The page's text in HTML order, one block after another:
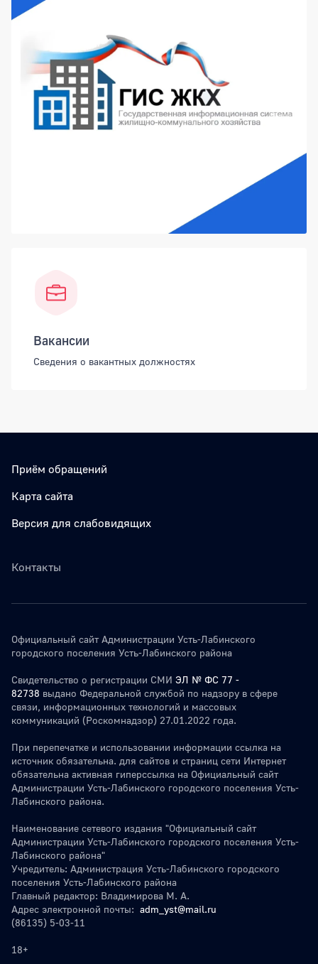
Вакансии
Сведения о вакантных должностях
Приём обращений
Карта сайта
Версия для слабовидящих
Контакты
Официальный сайт Администрации Усть-Лабинского
городского поселения Усть-Лабинского района
Свидетельство о регистрации СМИ ЭЛ № ФС 77 -
82738 выдано Федеральной службой по надзору в сфере
связи, информационных технологий и массовых
коммуникаций (Роскомнадзор) 27.01.2022 года.
При перепечатке и использовании информации ссылка на
источник обязательна. для сайтов и страниц сети Интернет
обязательна активная гиперссылка на Официальный сайт
Администрации Усть-Лабинского городского поселения Усть-
Лабинского района.
Наименование сетевого издания "Официальный сайт
Администрации Усть-Лабинского городского поселения Усть-
Лабинского района"
Учредитель: Администрация Усть-Лабинского городского
поселения Усть-Лабинского района
Главный редактор: Владимирова М. А.
Адрес электронной почты: adm_yst@mail.ru
(86135) 5-03-11
18+